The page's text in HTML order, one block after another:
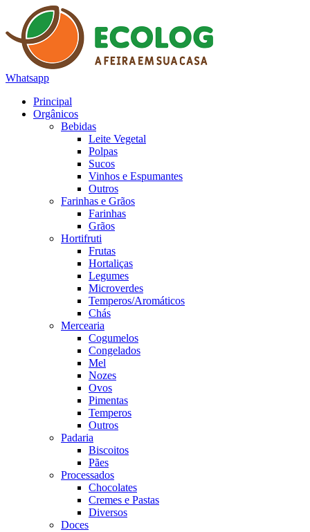
Whatsapp
Principal
Orgânicos
Bebidas
Leite Vegetal
Polpas
Sucos
Vinhos e Espumantes
Outros
Farinhas e Grãos
Farinhas
Grãos
Hortifruti
Frutas
Hortaliças
Legumes
Microverdes
Temperos/Aromáticos
Chás
Mercearia
Cogumelos
Congelados
Mel
Nozes
Ovos
Pimentas
Temperos
Outros
Padaria
Biscoitos
Pães
Processados
Chocolates
Cremes e Pastas
Diversos
Doces